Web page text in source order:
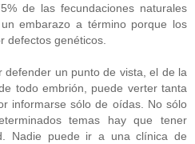
de las fecundaciones naturales
embarazo a término porque los
defectos genéticos.
defender un punto de vista, el de la
todo embrión, puede verter tanta
informarse sólo de oídas. No sólo
temas hay que tener
Nadie puede ir a una clínica de